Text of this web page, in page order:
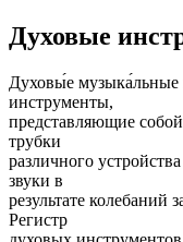
Духовые
Духовы́е
инструменты,
представляющие
трубки
различного
звуки в
результате колебаний
Регистр